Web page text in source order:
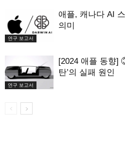
연구 보고서
애플, 캐나다 AI
의미
연구 보고서
[2024 애플 동향]
탄’의 실패 원인